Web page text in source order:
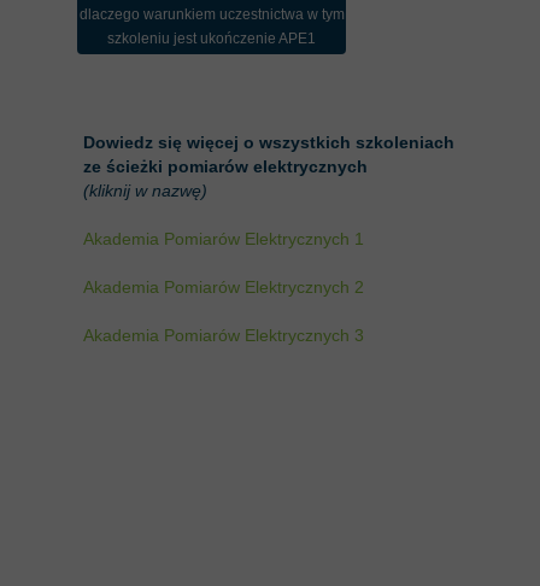
dlaczego warunkiem uczestnictwa w tym
szkoleniu jest ukończenie APE1
Dowiedz się więcej o wszystkich szkoleniach
ze ścieżki pomiarów elektrycznych
(kliknij w nazwę)
Akademia Pomiarów Elektrycznych 1
Akademia Pomiarów Elektrycznych 2
Akademia Pomiarów Elektrycznych 3